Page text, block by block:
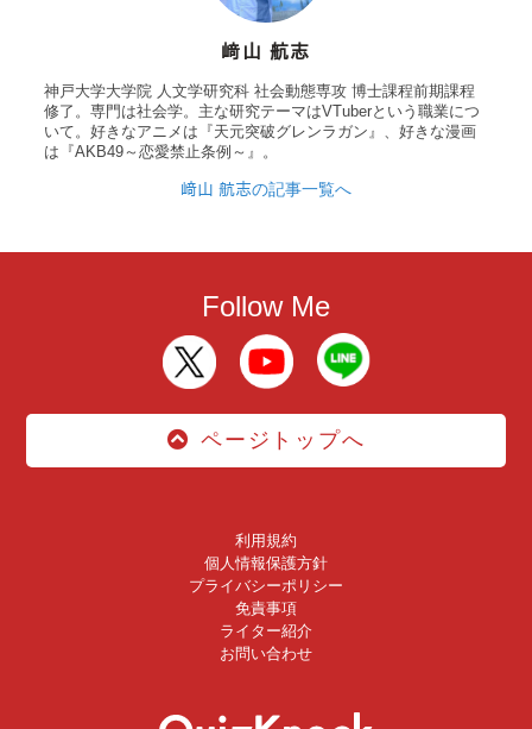
﨑山 航志
神戸大学大学院 人文学研究科 社会動態専攻 博士課程前期課程
修了。専門は社会学。主な研究テーマはVTuberという職業につ
いて。好きなアニメは『天元突破グレンラガン』、好きな漫画
は『AKB49～恋愛禁止条例～』。
﨑山 航志の記事一覧へ
Follow Me
ページトップへ
利用規約
個人情報保護方針
プライバシーポリシー
免責事項
ライター紹介
お問い合わせ